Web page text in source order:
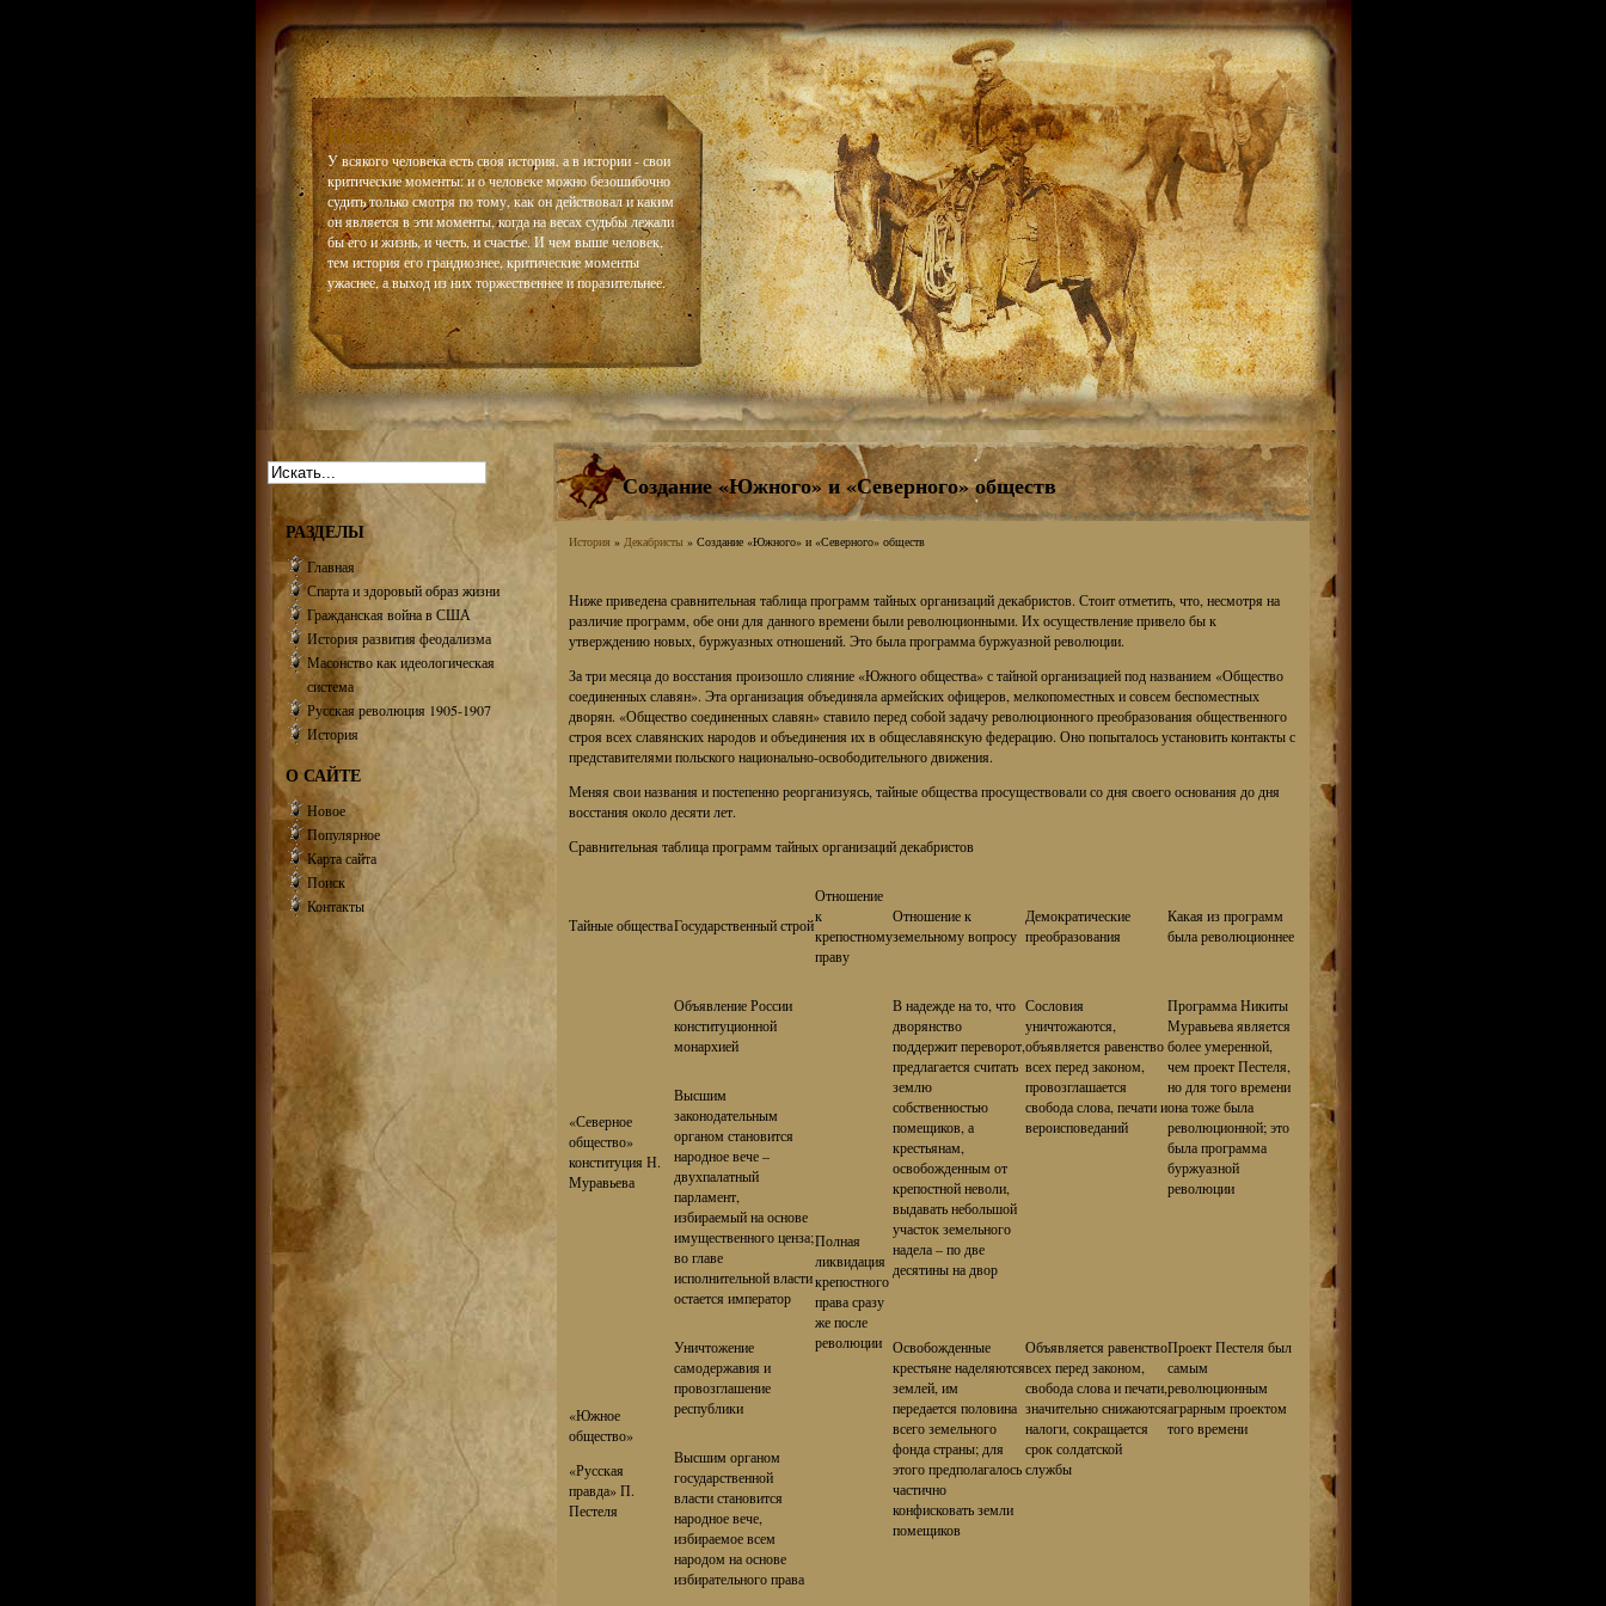
Historiar
У всякого человека есть своя история, а в истории - свои
критические моменты: и о человеке можно безошибочно
судить только смотря по тому, как он действовал и каким
он является в эти моменты, когда на весах судьбы лежали
бы его и жизнь, и честь, и счастье. И чем выше человек,
тем история его грандиознее, критические моменты
ужаснее, а выход из них торжественнее и поразительнее.
Создание «Южного» и «Северного» обществ
История » Декабристы » Создание «Южного» и «Северного» обществ
Ниже приведена сравнительная таблица программ тайных организаций декабристов. Стоит отметить, что, несмотря на
различие программ, обе они для данного времени были революционными. Их осуществление привело бы к
утверждению новых, буржуазных отношений. Это была программа буржуазной революции.
За три месяца до восстания произошло слияние «Южного общества» с тайной организацией под названием «Общество
соединенных славян». Эта организация объединяла армейских офицеров, мелкопоместных и совсем беспоместных
дворян. «Общество соединенных славян» ставило перед собой задачу революционного преобразования общественного
строя всех славянских народов и объединения их в общеславянскую федерацию. Оно попыталось установить контакты с
представителями польского национально-освободительного движения.
Меняя свои названия и постепенно реорганизуясь, тайные общества просуществовали со дня своего основания до дня
восстания около десяти лет.
Сравнительная таблица программ тайных организаций декабристов
Тайные обществаГосударственный строй
Отношение
к
крепостному
праву
Отношение к
земельному вопросу
Демократические
преобразования
Какая из программ
была революционнее
«Северное
общество»
конституция Н.
Муравьева
Объявление России
конституционной
монархией
Полная
ликвидация
крепостного
права сразу
же после
революции
В надежде на то, что
дворянство
поддержит переворот,
предлагается считать
землю
собственностью
помещиков, а
крестьянам,
освобожденным от
крепостной неволи,
выдавать небольшой
участок земельного
надела – по две
десятины на двор
Сословия
уничтожаются,
объявляется равенство
всех перед законом,
провозглашается
свобода слова, печати и
вероисповеданий
Программа Никиты
Муравьева является
более умеренной,
чем проект Пестеля,
но для того времени
она тоже была
революционной; это
была программа
буржуазной
революции
Высшим
законодательным
органом становится
народное вече –
двухпалатный
парламент,
избираемый на основе
имущественного ценза;
во главе
исполнительной власти
остается император
«Южное
общество»
«Русская
правда» П.
Пестеля
Уничтожение
самодержавия и
провозглашение
республики
Освобожденные
крестьяне наделяются
землей, им
передается половина
всего земельного
фонда страны; для
этого предполагалось
частично
конфисковать земли
помещиков
Объявляется равенство
всех перед законом,
свобода слова и печати,
значительно снижаются
налоги, сокращается
срок солдатской
службы
Проект Пестеля был
самым
революционным
аграрным проектом
того времени
Высшим органом
государственной
власти становится
народное вече,
избираемое всем
народом на основе
избирательного права
РАЗДЕЛЫ
Главная
Спарта и здоровый образ жизни
Гражданская война в США
История развития феодализма
Масонство как идеологическая
система
Русская революция 1905-1907
История
О САЙТЕ
Новое
Популярное
Карта сайта
Поиск
Контакты